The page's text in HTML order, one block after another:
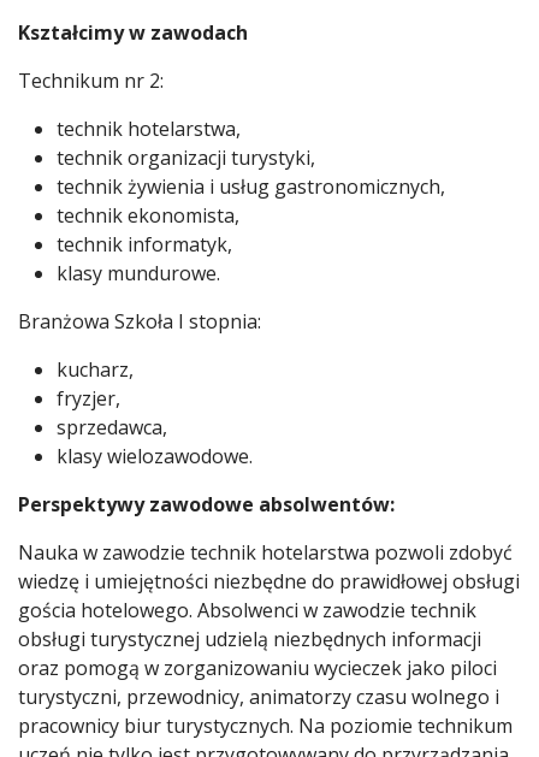
Kształcimy w zawodach
Technikum nr 2:
technik hotelarstwa,
technik organizacji turystyki,
technik żywienia i usług gastronomicznych,
technik ekonomista,
technik informatyk,
klasy mundurowe.
Branżowa Szkoła I stopnia:
kucharz,
fryzjer,
sprzedawca,
klasy wielozawodowe.
Perspektywy zawodowe absolwentów:
Nauka w zawodzie technik hotelarstwa pozwoli zdobyć
wiedzę i umiejętności niezbędne do prawidłowej obsługi
gościa hotelowego. Absolwenci w zawodzie technik
obsługi turystycznej udzielą niezbędnych informacji
oraz pomogą w zorganizowaniu wycieczek jako piloci
turystyczni, przewodnicy, animatorzy czasu wolnego i
pracownicy biur turystycznych. Na poziomie technikum